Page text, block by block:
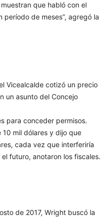
que habló con el
de meses”, agregó la
Vicealcalde cotizó un precio
un asunto del Concejo
para conceder permisos.
mil dólares y dijo que
cada vez que interferiría
futuro, anotaron los fiscales.
de 2017, Wright buscó la